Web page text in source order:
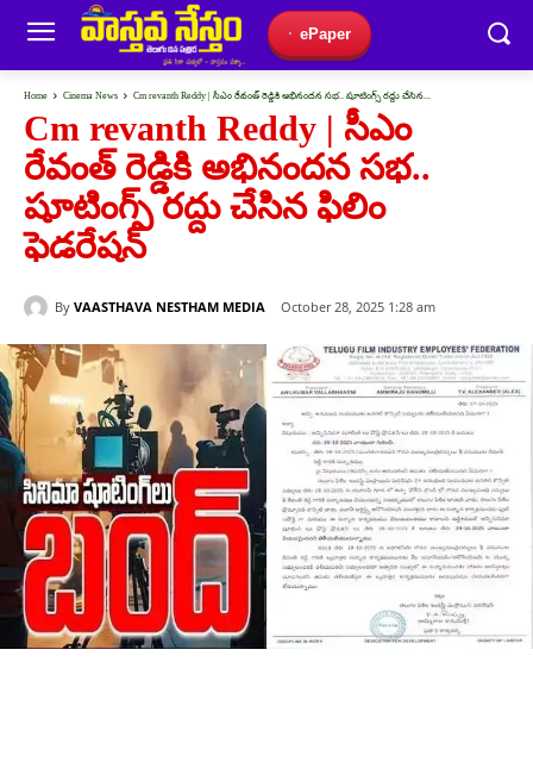
ePaper
Home Cinema News Cm revanth Reddy | సీఎం రేవంత్ రెడ్డికి అభినందన సభ.. షూటింగ్స్ రద్దు చేసిన...
Cm revanth Reddy | సీఎం
రేవంత్ రెడ్డికి అభినందన సభ..
షూటింగ్స్ రద్దు చేసిన ఫిలిం
ఫెడరేషన్
By VAASTHAVA NESTHAM MEDIA October 28, 2025 1:28 am